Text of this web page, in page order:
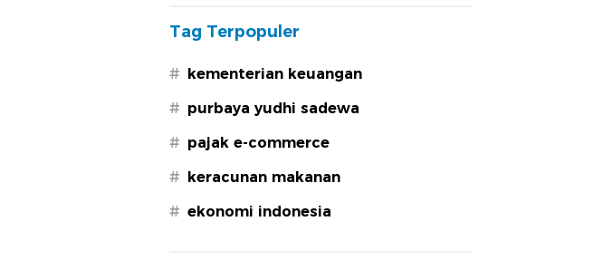
Tag Terpopuler
# kementerian keuangan
# purbaya yudhi sadewa
# pajak e-commerce
# keracunan makanan
# ekonomi indonesia